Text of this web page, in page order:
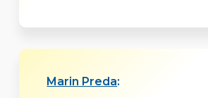
Marin Preda: